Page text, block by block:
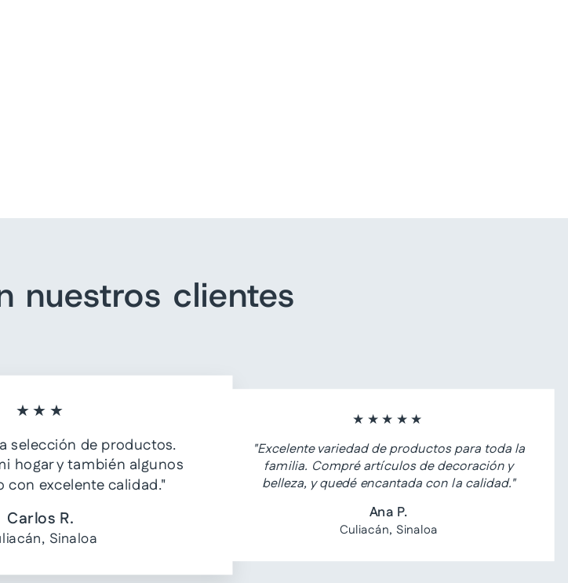
nuestros clientes
★★★
selección de productos.
hogar y también algunos
con excelente calidad."
Carlos R.
Sinaloa
★★★★★
"Excelente variedad de productos para toda la
familia. Compré artículos de decoración y
belleza, y quedé encantada con la calidad."
Ana P.
Culiacán, Sinaloa